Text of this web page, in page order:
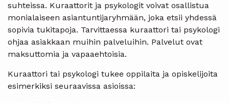
suhteissa. Kuraattorit ja psykologit voivat osallistua
monialaiseen asiantuntijaryhmään, joka etsii yhdessä
sopivia tukitapoja. Tarvittaessa kuraattori tai psykologi
ohjaa asiakkaan muihin palveluihin. Palvelut ovat
maksuttomia ja vapaaehtoisia.
Kuraattori tai psykologi tukee oppilaita ja opiskelijoita
esimerkiksi seuraavissa asioissa: